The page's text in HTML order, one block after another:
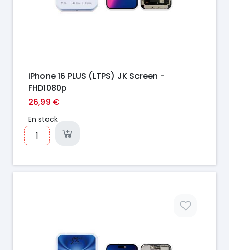
iPhone 16 PLUS (LTPS) JK Screen -
FHD1080p
26,99 €
En stock